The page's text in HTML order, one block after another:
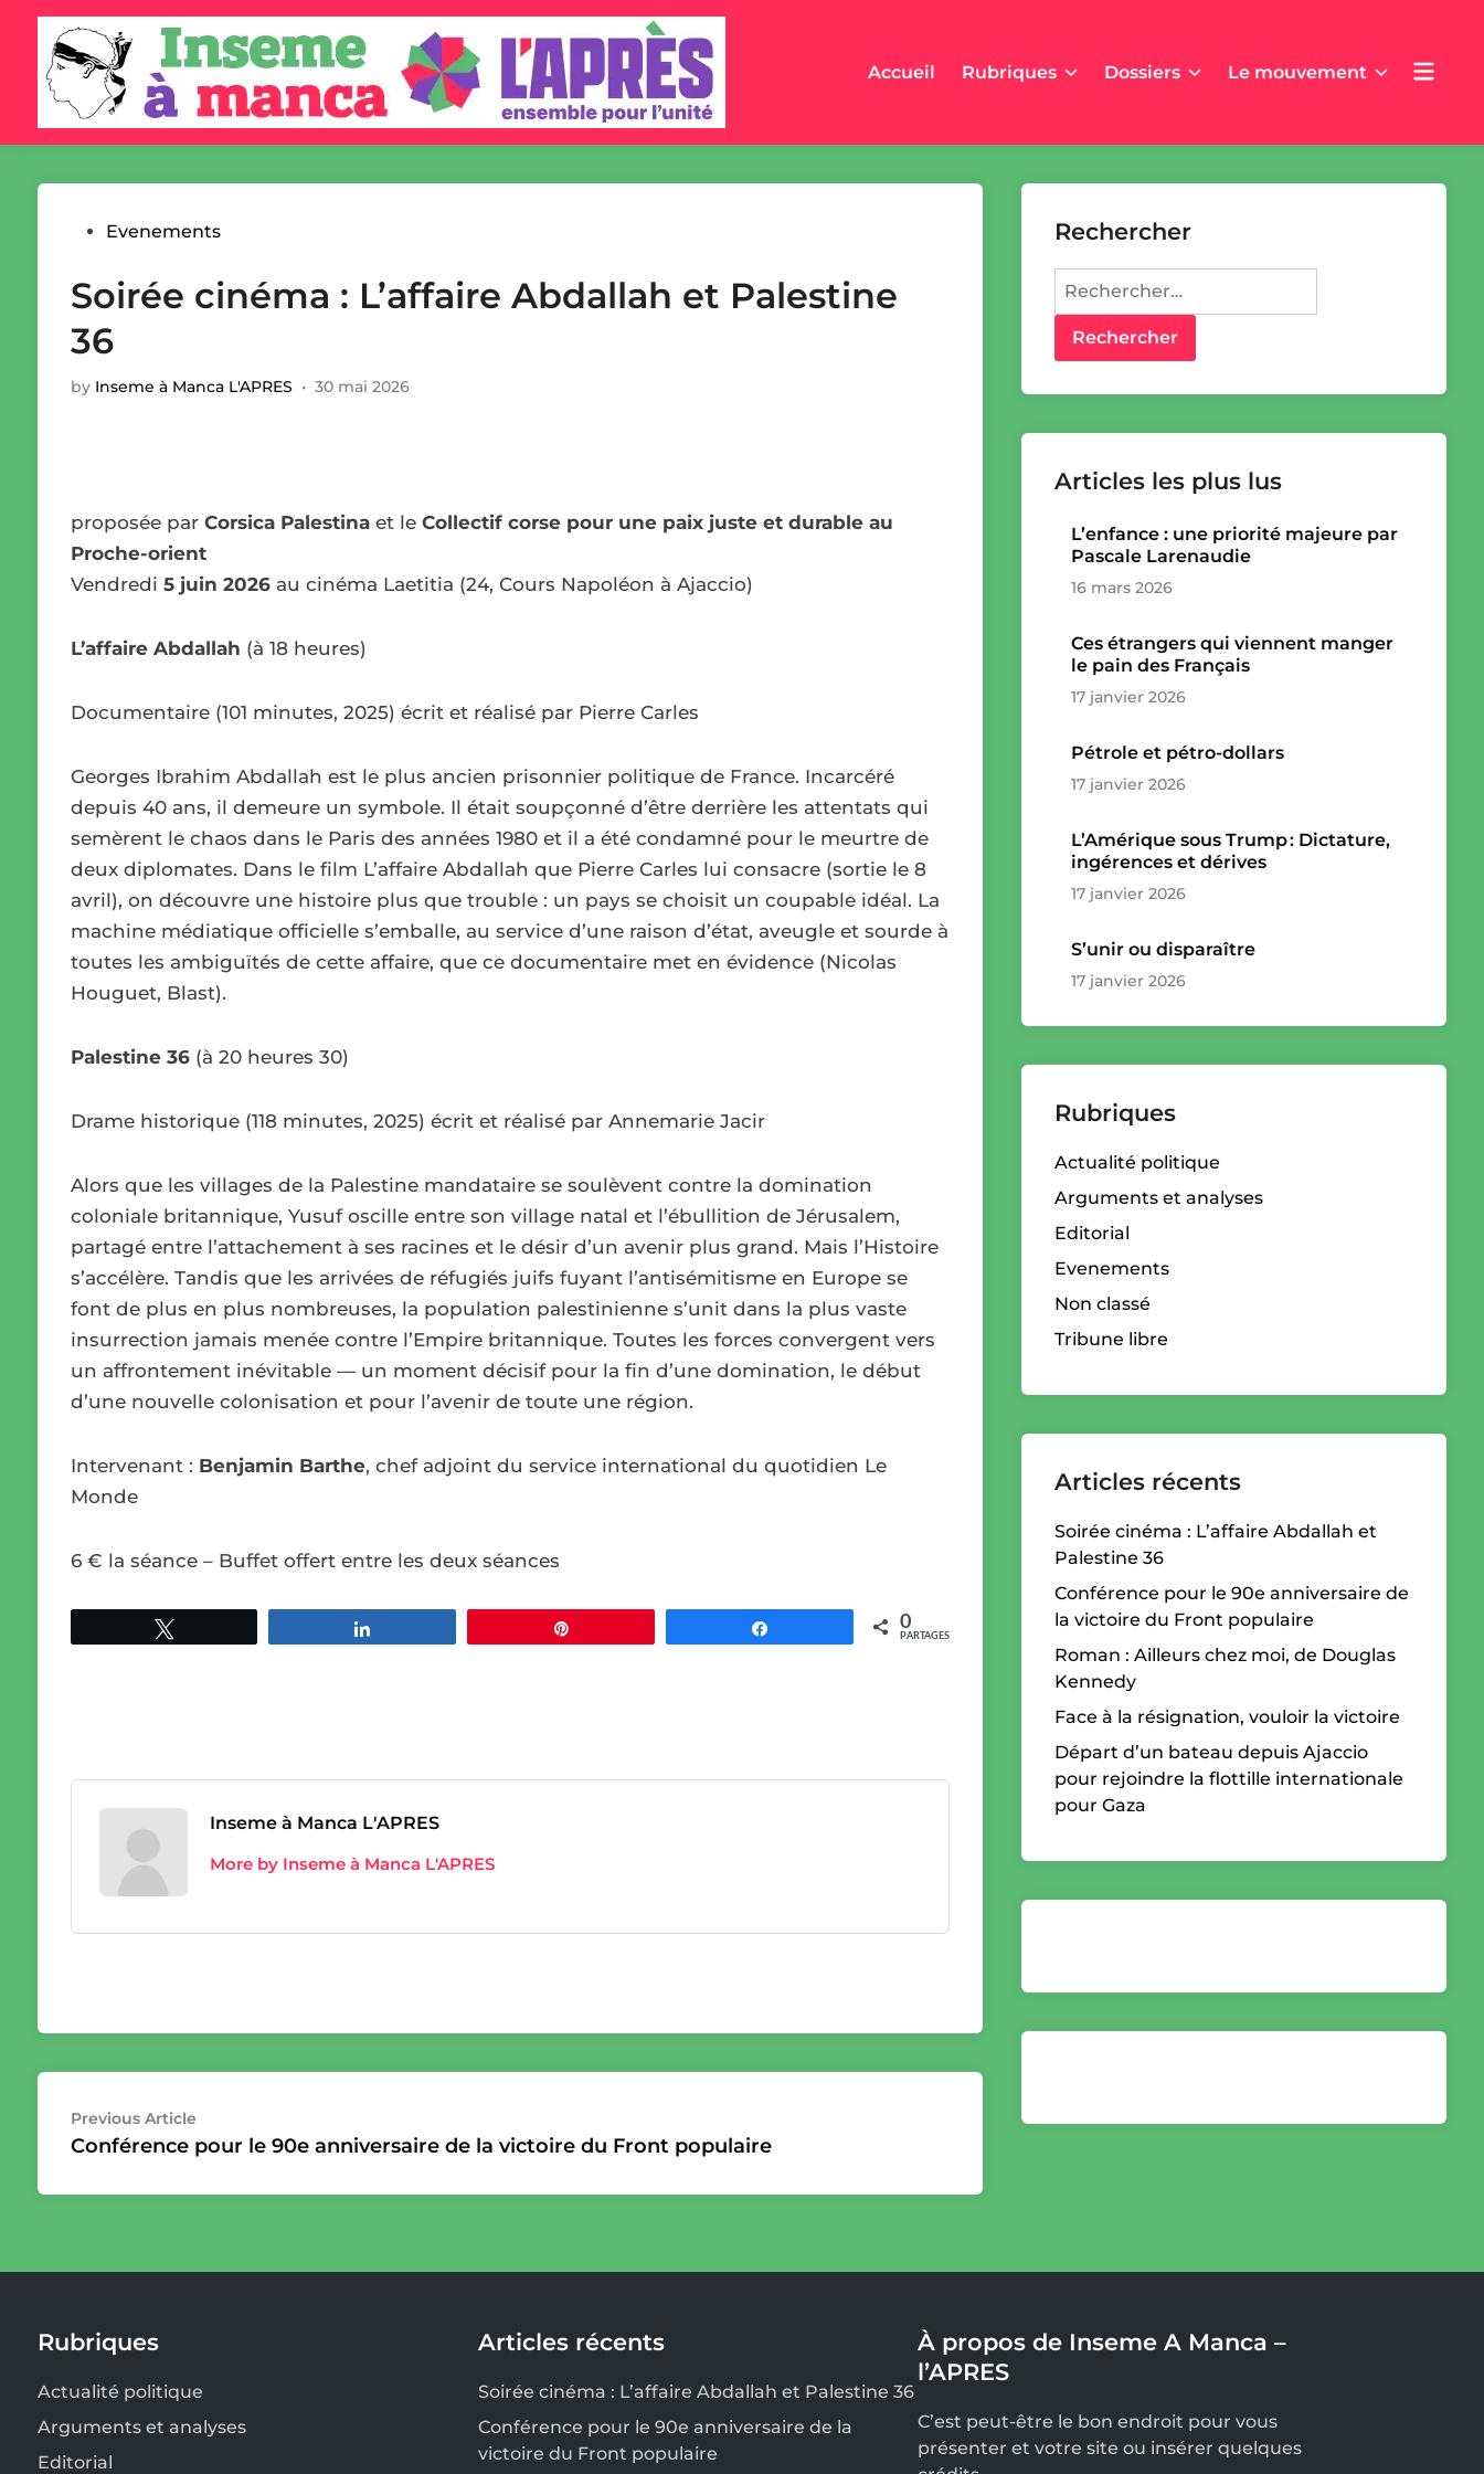
content
Accueil Rubriques Dossiers Le mouvement
Open
PostedEvenements
Soirée cinéma : L’affaire Abdallah et Palestine
36
by Inseme à Manca L'APRES • 30 mai 2026
proposée par Corsica Palestinaet le Collectif corse pour une paix juste et durable au
Proche-orient
Vendredi 5 juin 2026au cinéma Laetitia (24, Cours Napoléon à Ajaccio)
L’affaire Abdallah (à 18 heures)
Documentaire (101 minutes, 2025) écrit et réalisé par Pierre Carles
Georges Ibrahim Abdallah est le plus ancien prisonnier politique de France. Incarcéré
depuis 40 ans, il demeure un symbole. Il était soupçonné d’être derrière les attentats qui
semèrent le chaos dans le Paris des années 1980 et il a été condamné pour le meurtre de
deux diplomates. Dans le film L’affaire Abdallah que Pierre Carles lui consacre (sortie le 8
avril), on découvre une histoire plus que trouble : un pays se choisit un coupable idéal. La
machine médiatique officielle s’emballe, au service d’une raison d’état, aveugle et sourde à
toutes les ambiguïtés de cette affaire, que ce documentaire met en évidence (Nicolas
Houguet, Blast).
Palestine 36(à 20 heures 30)
Drame historique (118 minutes, 2025) écrit et réalisé par Annemarie Jacir
Alors que les villages de la Palestine mandataire se soulèvent contre la domination
coloniale britannique, Yusuf oscille entre son village natal et l’ébullition de Jérusalem,
partagé entre l’attachement à ses racines et le désir d’un avenir plus grand. Mais l’Histoire
s’accélère. Tandis que les arrivées de réfugiés juifs fuyant l’antisémitisme en Europe se
font de plus en plus nombreuses, la population palestinienne s’unit dans la plus vaste
insurrection jamais menée contre l’Empire britannique. Toutes les forces convergent vers
un affrontement inévitable — un moment décisif pour la fin d’une domination, le début
d’une nouvelle colonisation et pour l’avenir de toute une région.
Intervenant : Benjamin Barthe, chef adjoint du service international du quotidien Le
Monde
6 € la séance – Buffet offert entre les deux séances
0
PARTAGES
Inseme à Manca L'APRES
More by Inseme à Manca L'APRES
Navigation
de
l’article
Previous ArticlePrevious
article:
Conférence pour le 90e anniversaire de la victoire du Front populaire
Rechercher
Rechercher :
Articles les plus lus
L’enfance : une priorité majeure par
Pascale Larenaudie
16 mars 2026
Ces étrangers qui viennent manger
le pain des Français
17 janvier 2026
Pétrole et pétro-dollars
17 janvier 2026
L’Amérique sous Trump : Dictature,
ingérences et dérives
17 janvier 2026
S’unir ou disparaître
17 janvier 2026
Rubriques
Actualité politique
Arguments et analyses
Editorial
Evenements
Non classé
Tribune libre
Articles récents
Soirée cinéma : L’affaire Abdallah et
Palestine 36
Conférence pour le 90e anniversaire de
la victoire du Front populaire
Roman : Ailleurs chez moi, de Douglas
Kennedy
Face à la résignation, vouloir la victoire
Départ d’un bateau depuis Ajaccio
pour rejoindre la flottille internationale
pour Gaza
Rubriques
Actualité politique
Arguments et analyses
Editorial
Articles récents
Soirée cinéma : L’affaire Abdallah et Palestine 36
Conférence pour le 90e anniversaire de la
victoire du Front populaire
À propos de Inseme A Manca –
l’APRES
C’est peut-être le bon endroit pour vous
présenter et votre site ou insérer quelques